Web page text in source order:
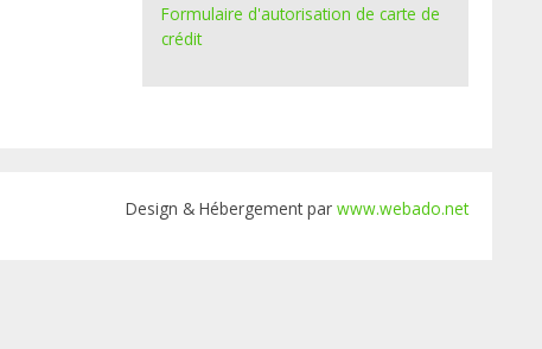
Formulaire d'autorisation de carte de
crédit
Design & Hébergement par www.webado.net